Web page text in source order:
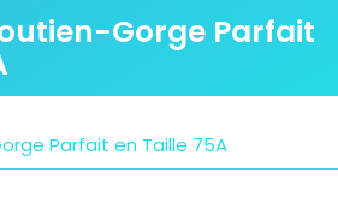
Gorge Parfait
Parfait en Taille 75A